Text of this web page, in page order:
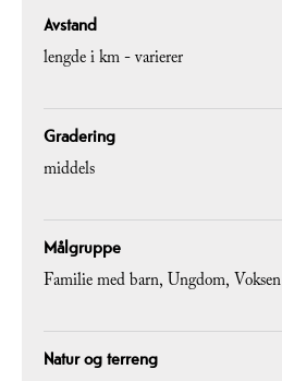
Avstand
lengde i km -varierer
Gradering
middels
Målgruppe
Familie med barn Ungdom Voksen
Natur og terreng